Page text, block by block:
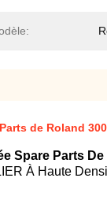
de Roland 300
Spare Parts
À Haute